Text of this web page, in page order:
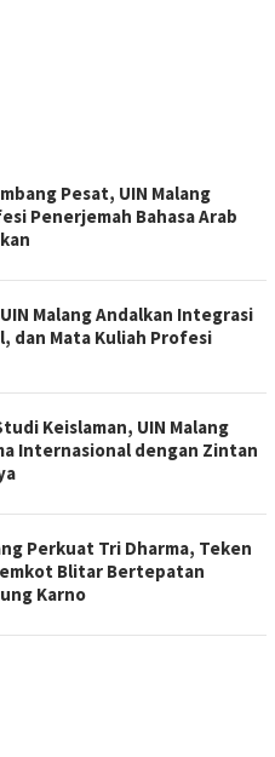
Pesat, UIN Malang
Penerjemah Bahasa Arab
Malang Andalkan Integrasi
dan Mata Kuliah Profesi
Keislaman, UIN Malang
Internasional dengan Zintan
Perkuat Tri Dharma, Teken
Blitar Bertepatan
Karno